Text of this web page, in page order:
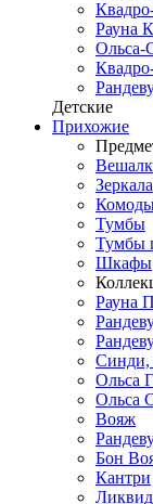
Рауна
Ольса-
Детские
Прихожие
Зеркала
Тумбы
Тумбы
Шкафы
Рауна
Синди,
Ольса
Ольса
Вояж
Бон
Кантри